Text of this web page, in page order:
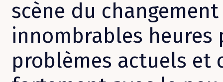
scène du
innombrables heures
problèmes actuels et